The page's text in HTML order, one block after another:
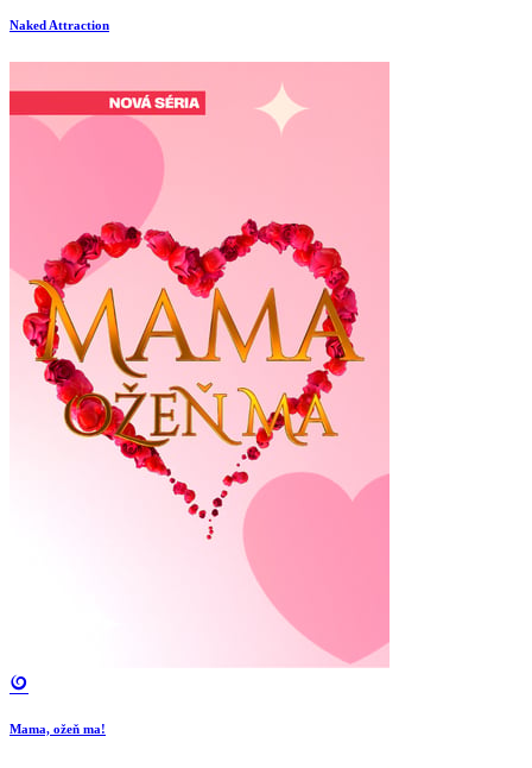
Naked Attraction
Mama, ožeň ma!